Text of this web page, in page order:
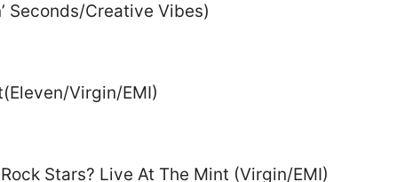
Seconds/Creative Vibes)
Virgin/EMI)
Stars? Live At The Mint (Virgin/EMI)